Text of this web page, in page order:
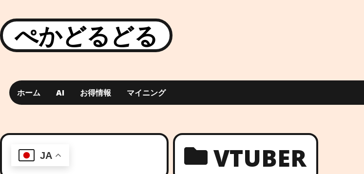
ホーム AI お得情報 マイニング
ぺかどるどる
JA VTUBER